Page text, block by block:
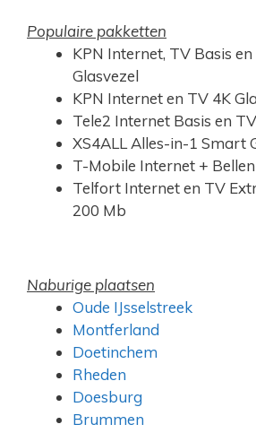
Populaire pakketten
KPN Internet, TV Basis
Glasvezel
KPN Internet en TV 4K
Tele2 Internet Basis en
XS4ALL Alles-in-1 Smart
T-Mobile Internet +
Telfort Internet en TV
200 Mb
Naburige plaatsen
Oude IJsselstreek
Montferland
Doetinchem
Rheden
Doesburg
Brummen